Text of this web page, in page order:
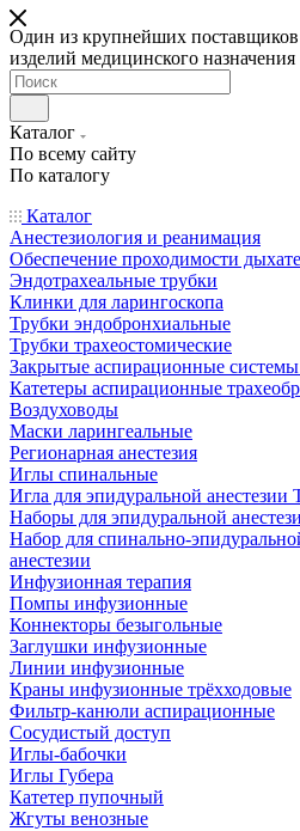
Один из крупнейших поставщиков
изделий медицинского назначения
Каталог
По всему сайту
По каталогу
Каталог
Анестезиология и реанимация
Обеспечение проходимости
Эндотрахеальные трубки
Клинки для ларингоскопа
Трубки эндобронхиальные
Трубки трахеостомические
Закрытые аспирационные
Катетеры аспирационные
Воздуховоды
Маски ларингеальные
Регионарная анестезия
Иглы спинальные
Игла для эпидуральной анестезии
Наборы для эпидуральной
Набор для спинально-
анестезии
Инфузионная терапия
Помпы инфузионные
Коннекторы безыгольные
Заглушки инфузионные
Линии инфузионные
Краны инфузионные трёхходовые
Фильтр-канюли аспирационные
Сосудистый доступ
Иглы-бабочки
Иглы Губера
Катетер пупочный
Жгуты венозные